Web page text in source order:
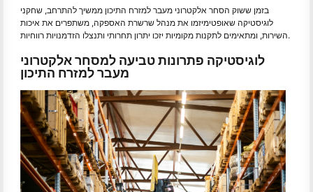
בזמן ששוק הסחר אלקטרוני מעבר למזרח התיכון ממשיך להתרחב, שחקני
לוגיסטיקה שאופטימיזמו את מנהל שרשרת האספקה, משתפרים את איכות
השירות, ומתאימים לתקנות מקומיות יזכו יתרון תחרותי ותנצלו הזדמנויות רווחיות.
לוגיסטיקה פתרונות טביעה למסחר אלקטרוני
מעבר למזרח התיכון